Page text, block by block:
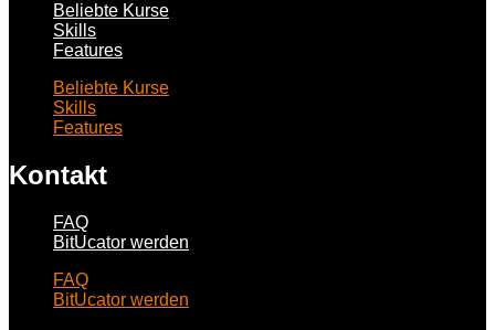
Beliebte Kurse
Skills
Features
Beliebte Kurse
Skills
Features
Kontakt
FAQ
BitUcator werden
FAQ
BitUcator werden